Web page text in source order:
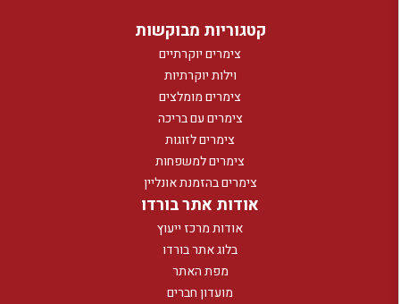
קטגוריות מבוקשות
צימרים יוקרתיים
וילות יוקרתיות
צימרים מומלצים
צימרים עם בריכה
צימרים לזוגות
צימרים למשפחות
צימרים בהזמנת אונליין
אודות אתר בורדו
אודות מרכז ייעוץ
בלוג אתר בורדו
מפת האתר
מועדון חברים